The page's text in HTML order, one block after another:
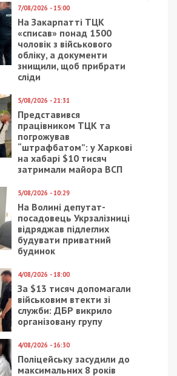
7/08/2026 - 15:00
На Закарпатті ТЦК
«списав» понад 1500
чоловік з військового
обліку, а документи
знищили, щоб прибрати
сліди
5/08/2026 - 21:31
Представився
працівником ТЦК та
погрожував
“штрафбатом”: у Харкові
на хабарі $10 тисяч
затримали майора ВСП
5/08/2026 - 10:29
На Волині депутат-
посадовець Укрзалізниці
відряджав підлеглих
будувати приватний
будинок
4/08/2026 - 18:00
За $13 тисяч допомагали
військовим втекти зі
служби: ДБР викрило
організовану групу
4/08/2026 - 16:30
Поліцейську засудили до
максимальних 8 років